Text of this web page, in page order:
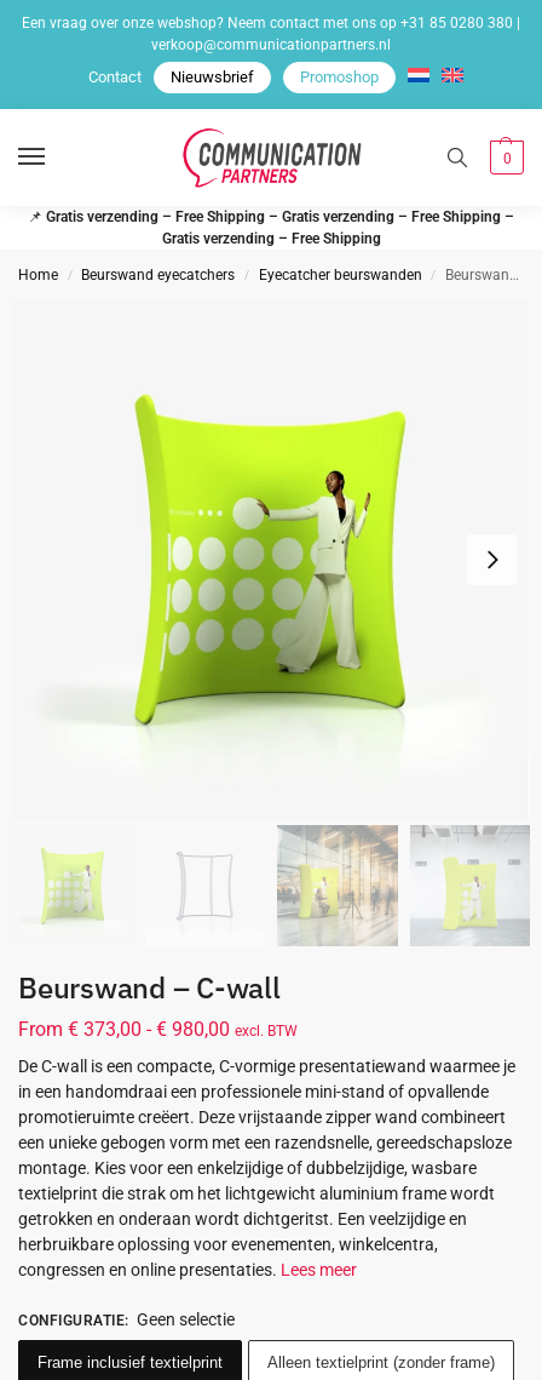
Een vraag over onze webshop? Neem contact met ons op +31 85 0280 380 |
verkoop@communicationpartners.nl
Contact Nieuwsbrief Promoshop
0
📌 Gratis verzending – Free Shipping – Gratis verzending – Free Shipping –
Gratis verzending – Free Shipping
Home / Beurswand eyecatchers / Eyecatcher beurswanden / Beurswand – C-wall
Beurswand – C-wall
From € 373,00 - € 980,00 excl. BTW
De C-wall is een compacte, C-vormige presentatiewand waarmee je
in een handomdraai een professionele mini-stand of opvallende
promotieruimte creëert. Deze vrijstaande zipper wand combineert
een unieke gebogen vorm met een razendsnelle, gereedschapsloze
montage. Kies voor een enkelzijdige of dubbelzijdige, wasbare
textielprint die strak om het lichtgewicht aluminium frame wordt
getrokken en onderaan wordt dichtgeritst. Een veelzijdige en
herbruikbare oplossing voor evenementen, winkelcentra,
congressen en online presentaties. Lees meer
CONFIGURATIE: Geen selectie
Frame inclusief textielprint Alleen textielprint (zonder frame)